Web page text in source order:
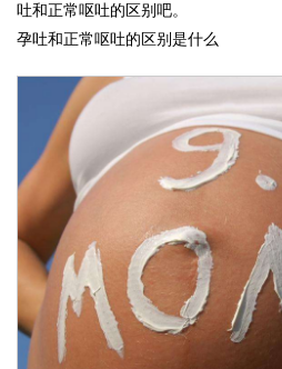
吐和正常呕吐的区别吧。
孕吐和正常呕吐的区别是什么